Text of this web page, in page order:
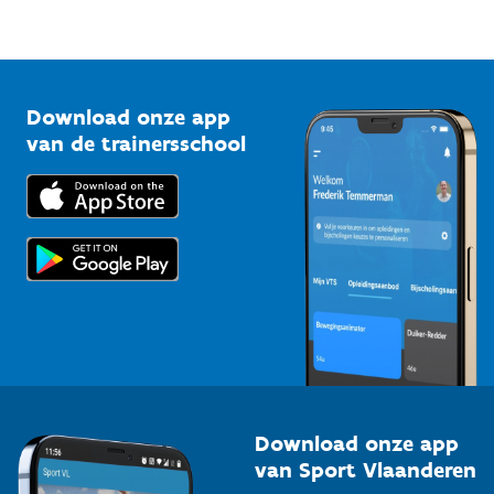
Bedrijven
Trainers en begeleiders
Topsporters
Vlaamse Trainersschool
Kennisplatform
Downloads
Voor de pers
Download onze app
van de trainersschool
Download onze app
van Sport Vlaanderen